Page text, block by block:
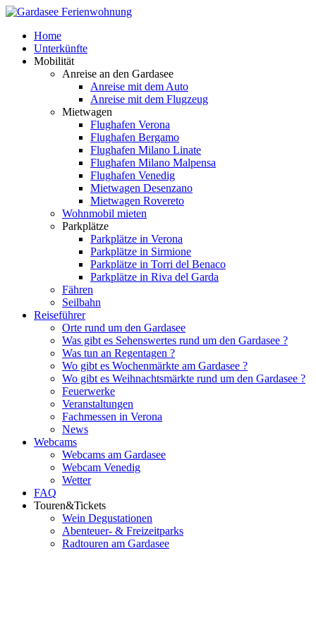
Home
Unterkünfte
Mobilität
Anreise an den Gardasee
Anreise mit dem Auto
Anreise mit dem Flugzeug
Mietwagen
Flughafen Verona
Flughafen Bergamo
Flughafen Milano Linate
Flughafen Milano Malpensa
Flughafen Venedig
Mietwagen Desenzano
Mietwagen Rovereto
Wohnmobil mieten
Parkplätze
Parkplätze in Verona
Parkplätze in Sirmione
Parkplätze in Torri del Benaco
Parkplätze in Riva del Garda
Fähren
Seilbahn
Reiseführer
Orte rund um den Gardasee
Was gibt es Sehenswertes rund um den Gardasee ?
Was tun an Regentagen ?
Wo gibt es Wochenmärkte am Gardasee ?
Wo gibt es Weihnachtsmärkte rund um den Gardasee ?
Feuerwerke
Veranstaltungen
Fachmessen in Verona
News
Webcams
Webcams am Gardasee
Webcam Venedig
Wetter
FAQ
Touren&Tickets
Wein Degustationen
Abenteuer- & Freizeitparks
Radtouren am Gardasee